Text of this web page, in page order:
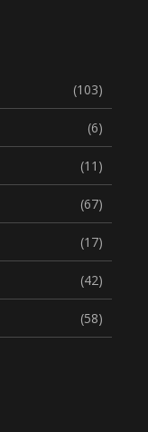
(103)
(6)
(11)
(67)
(17)
(42)
(58)